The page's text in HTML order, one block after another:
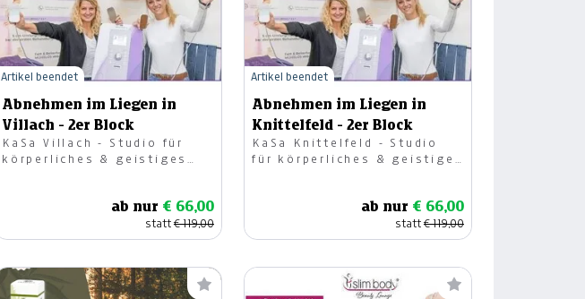
Abnehmen im Liegen in
Villach - 2er Block
KaSa Villach - Studio für
körperliches & geistiges
ab nur € 66,00
statt€ 119,00
Artikel beendet
Abnehmen im Liegen in
Knittelfeld - 2er Block
KaSa Knittelfeld - Studio
für körperliches & geistiges
ab nur € 66,00
statt€ 119,00
Artikel beendet